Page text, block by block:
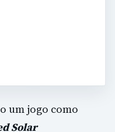
um jogo como
Solar